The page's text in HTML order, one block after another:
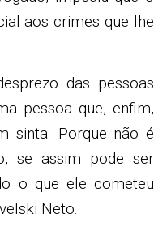
aos crimes que lhe
das pessoas
pessoa que, enfim,
sinta. Porque não é
se assim pode ser
o que ele cometeu
Neto.